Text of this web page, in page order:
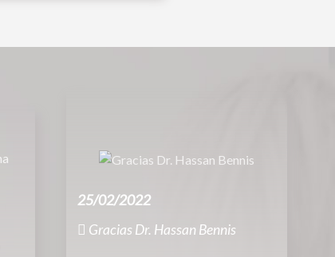
25/02/2022
Gracias Dr. Hassan Bennis